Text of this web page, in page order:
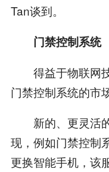
Tan谈到。
门禁控制系统
得益于物联网技
门禁控制系统的市
新的、更灵活的
现，例如门禁控制
更换智能手机，该